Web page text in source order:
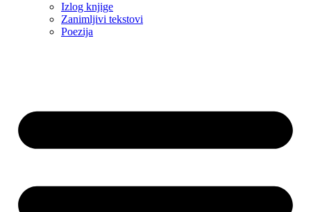
Izlog knjige
Zanimljivi tekstovi
Poezija